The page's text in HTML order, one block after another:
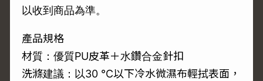
以收到商品為準。
產品規格
材質：優質PU皮革＋水鑽合金針扣
洗滌建議：以30 °C以下冷水微濕布輕拭表面，